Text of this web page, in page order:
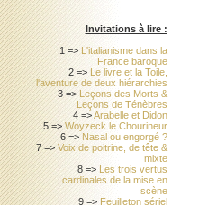
Invitations à lire :
1 => L'italianisme dans la
France baroque
2 => Le livre et la Toile,
l'aventure de deux hiérarchies
3 => Leçons des Morts &
Leçons de Ténèbres
4 =>Arabelle et Didon
5 =>Woyzeck le Chourineur
6 => Nasal ou engorgé ?
7 =>Voix de poitrine, de tête &
mixte
8 => Les trois vertus
cardinales de la mise en
scène
9 => Feuilleton sériel